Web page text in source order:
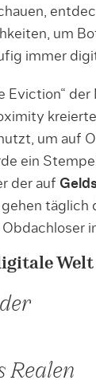
um
immer
Eviction“
um auf
ein
der auf
täglich
Realen